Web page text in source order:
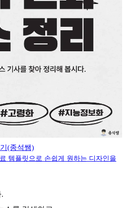
(종석쌤)
템플릿으로 손쉽게 원하는 디자인을